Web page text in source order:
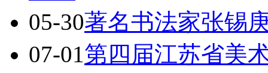
05-30著名书法家张锡
07-01第四届江苏省美